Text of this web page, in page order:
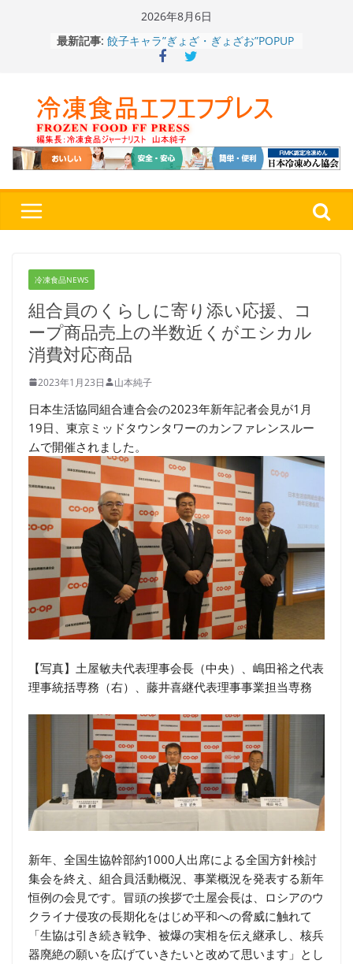
2026年8月6日
最新記事: 餃子キャラ”ぎょざ・ぎょざお”POPUP
ストアで作者にご挨拶、新作”れいと
うこ～こ～”を知る
定さわやかフレーバー「CHEESE
WONDER YELLOW」復刻発売中
今まで無かった大盛！水から簡単レン
ジ♪ふわもちめん！！「冷凍 日清の
どん兵衛 大盛 きつねうどん」
日清食品冷凍、背油の旨み・コク深い
冷凍食品NEWS
組合員のくらしに寄り添い応援、コ
ープ商品売上の半数近くがエシカル
消費対応商品
2023年1月23日 山本純子
日本生活協同組合連合会の2023年新年記者会見が1月
19日、東京ミッドタウンタワーのカンファレンスルー
ムで開催されました。
【写真】土屋敏夫代表理事会長（中央）、嶋田裕之代表
理事統括専務（右）、藤井喜継代表理事事業担当専務
新年、全国生協幹部約1000人出席による全国方針検討
集会を終え、組合員活動概況、事業概況を発表する新年
恒例の会見です。冒頭の挨拶で土屋会長は、ロシアのウ
クライナ侵攻の長期化をはじめ平和への脅威に触れて
「生協は引き続き戦争、被爆の実相を伝え継承し、核兵
器廃絶の願いを広げていきたいと改めて思います」とし